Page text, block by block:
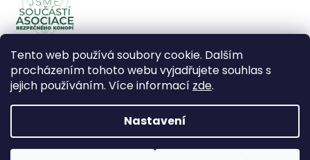
Tento web používá soubory cookie. Dalším
procházením tohoto webu vyjadřujete souhlas s
jejich používáním. Více informací zde.
Nastavení
Vytvořil Shoptet Premium